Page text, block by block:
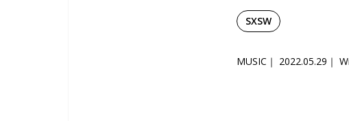
SXSW
MUSIC 2022.05.29